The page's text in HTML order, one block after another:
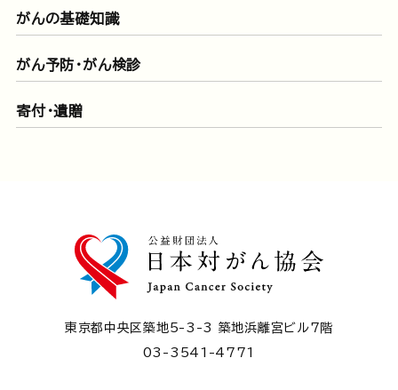
がんの基礎知識
がん予防・がん検診
寄付・遺贈
東京都中央区築地5-3-3 築地浜離宮ビル7階
03-3541-4771